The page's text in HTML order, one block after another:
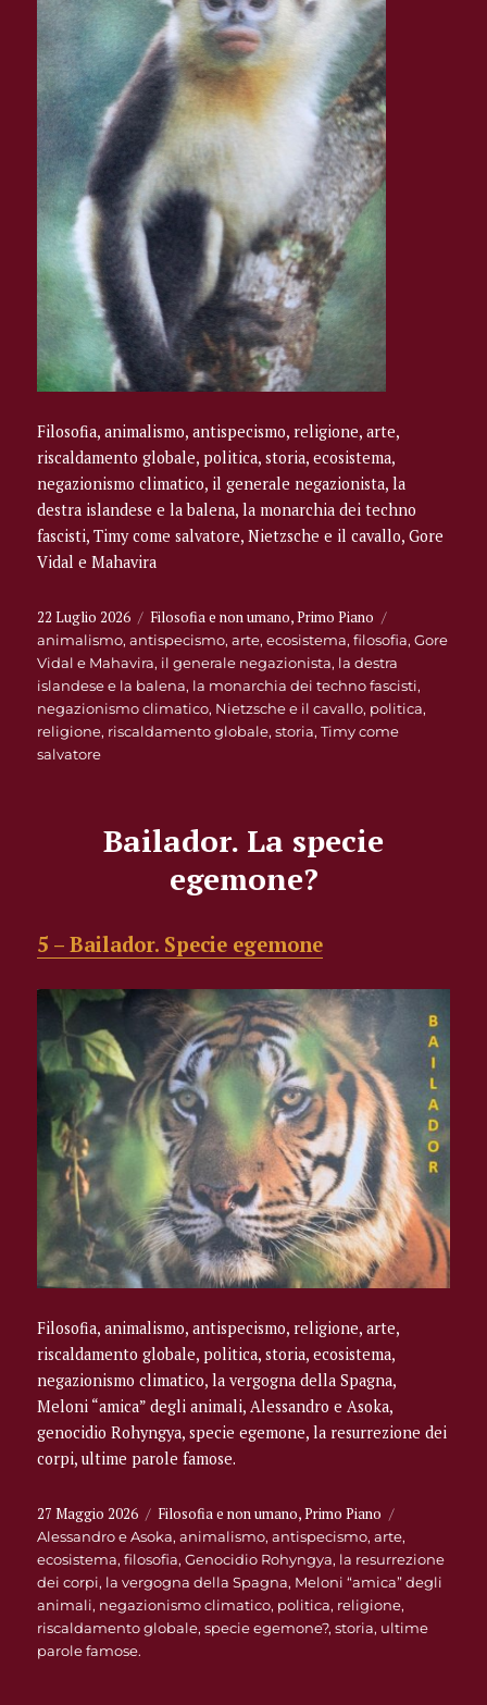
Filosofia, animalismo, antispecismo, religione, arte,
riscaldamento globale, politica, storia, ecosistema,
negazionismo climatico, il generale negazionista, la
destra islandese e la balena, la monarchia dei techno
fascisti, Timy come salvatore, Nietzsche e il cavallo, Gore
Vidal e Mahavira
Pubblicato
il
22 Luglio 2026 Categorie
Filosofia e non umano,Primo Piano
animalismo,antispecismo,arte,ecosistema,filosofia,Gore
Vidal e Mahavira, il generale negazionista, la destra
islandese e la balena, la monarchia dei techno fascisti,
negazionismo climatico, Nietzsche e il cavallo, politica,
religione, riscaldamento globale,storia,Timy come
salvatore
Bailador. La specie
egemone?
5 – Bailador. Specie egemone
Filosofia, animalismo, antispecismo, religione, arte,
riscaldamento globale, politica, storia, ecosistema,
negazionismo climatico, la vergogna della Spagna,
Meloni “amica” degli animali, Alessandro e Asoka,
genocidio Rohyngya, specie egemone, la resurrezione dei
corpi, ultime parole famose.
Pubblicato
il
27 Maggio 2026 Categorie
Filosofia e non umano,Primo Piano
Alessandro e Asoka,animalismo,antispecismo,arte,
ecosistema,filosofia,Genocidio Rohyngya, la resurrezione
dei corpi, la vergogna della Spagna, Meloni “amica” degli
animali, negazionismo climatico, politica, religione,
riscaldamento globale,specie egemone?,storia, ultime
parole famose.